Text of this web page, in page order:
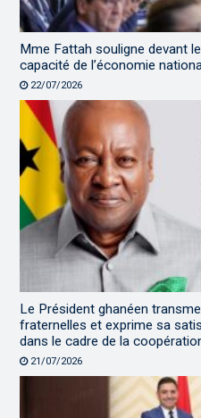
Mme Fattah souligne devant
capacité de l’économie
22/07/2026
Le Président ghanéen
fraternelles et exprime sa
dans le cadre de la
21/07/2026